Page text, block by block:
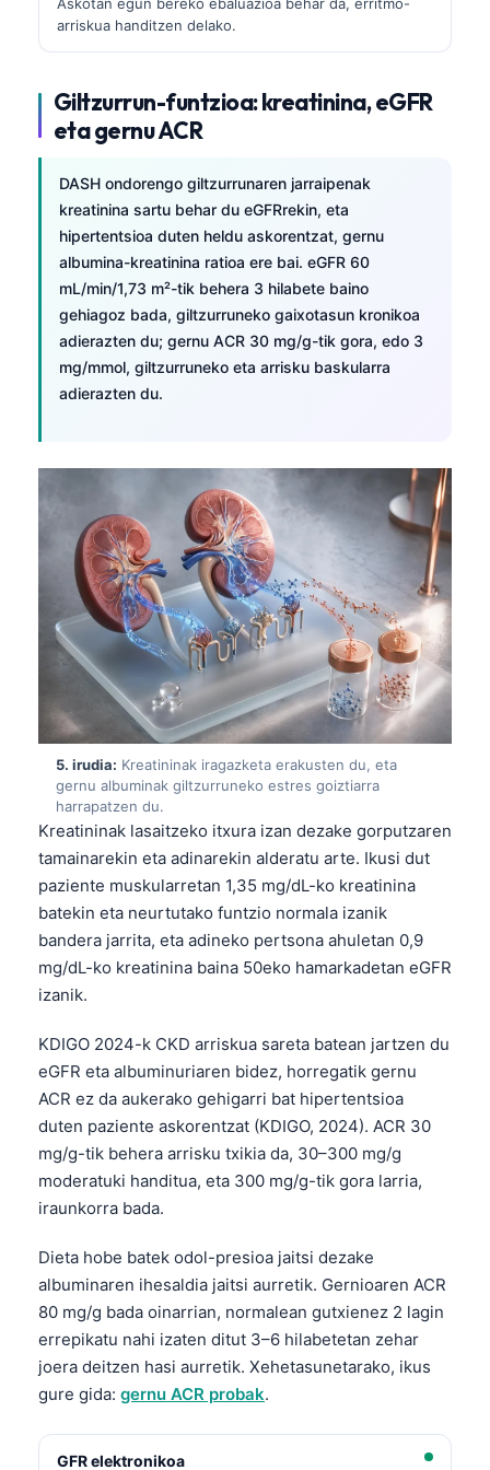
arriskua handitzen delako.
Giltzurrun-funtzioa: kreatinina, eGFR
eta gernu ACR
DASH ondorengo giltzurrunaren jarraipenak
kreatinina sartu behar du eGFRrekin, eta
hipertentsioa duten heldu askorentzat, gernu
albumina-kreatinina ratioa ere bai. eGFR 60
mL/min/1,73 m²-tik behera 3 hilabete baino
gehiagoz bada, giltzurruneko gaixotasun kronikoa
adierazten du; gernu ACR 30 mg/g-tik gora, edo 3
mg/mmol, giltzurruneko eta arrisku baskularra
adierazten du.
5. irudia: Kreatininak iragazketa erakusten du, eta
gernu albuminak giltzurruneko estres goiztiarra
harrapatzen du.
Kreatininak lasaitzeko itxura izan dezake gorputzaren
tamainarekin eta adinarekin alderatu arte. Ikusi dut
paziente muskularretan 1,35 mg/dL-ko kreatinina
batekin eta neurtutako funtzio normala izanik
bandera jarrita, eta adineko pertsona ahuletan 0,9
mg/dL-ko kreatinina baina 50eko hamarkadetan eGFR
izanik.
KDIGO 2024-k CKD arriskua sareta batean jartzen du
eGFR eta albuminuriaren bidez, horregatik gernu
ACR ez da aukerako gehigarri bat hipertentsioa
duten paziente askorentzat (KDIGO, 2024). ACR 30
mg/g-tik behera arrisku txikia da, 30–300 mg/g
moderatuki handitua, eta 300 mg/g-tik gora larria,
iraunkorra bada.
Dieta hobe batek odol-presioa jaitsi dezake
albuminaren ihesaldia jaitsi aurretik. Gernioaren ACR
80 mg/g bada oinarrian, normalean gutxienez 2 lagin
errepikatu nahi izaten ditut 3–6 hilabetetan zehar
joera deitzen hasi aurretik. Xehetasunetarako, ikus
gure gida: gernu ACR probak.
GFR elektronikoa
Occitan
العربية المغربية
Afrikaans
Монгол
ພາສາລາວ
Basa Jawa
Cebuano
ئۇيغۇرچە
Кыргызча
Татар теле
Беларуская мова
Esperanto
Ślōnskŏ gŏdka
Norsk bokmål